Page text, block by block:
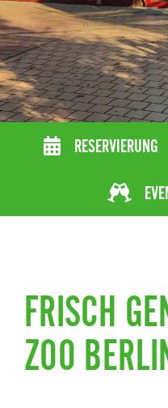
RESERVIERUNG
FRISCH
OO